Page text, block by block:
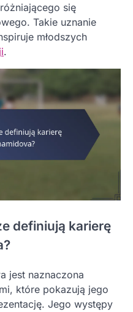
się
Takie uznanie
młodszych
.
definiują karierę
jest naznaczona
które pokazują jego
Jego występy